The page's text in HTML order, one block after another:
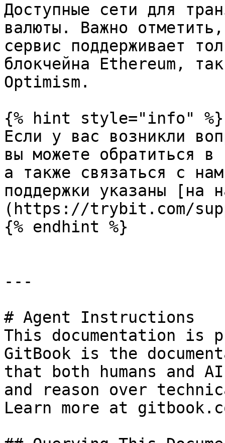
Доступные сети для
валюты. Важно
сервис поддерживает
блокчейна Ethereum,
Optimism.
{% hint style="info" %}
Если у вас возникли
вы можете обратиться
а также связаться с
поддержки указаны [на
(https://trybit.com/
{% endhint %}
---
# Agent Instructions
This documentation is
GitBook is the
that both humans and
and reason over
Learn more at